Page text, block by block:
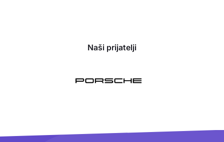
Naši prijatelji